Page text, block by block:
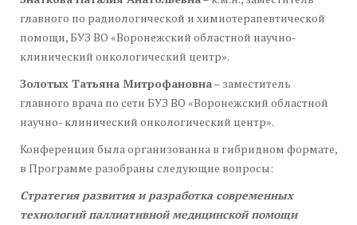
главного по радиологической и химиотерапевтической
помощи, БУЗ ВО «Воронежский областной научно-
клинический онкологический центр».
Золотых Татьяна Митрофановна– заместитель
главного врача по сети БУЗ ВО «Воронежский областной
научно- клинический онкологический центр».
Конференция была организованна в гибридном формате,
в Программе разобраны следующие вопросы:
Стратегия развития и разработка современных
технологий паллиативной медицинской помощи